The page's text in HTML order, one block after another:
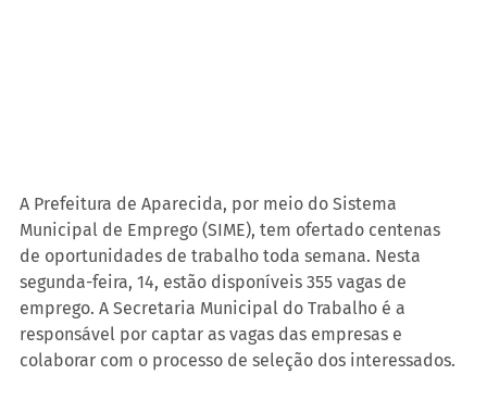
A Prefeitura de Aparecida, por meio do Sistema
Municipal de Emprego (SIME), tem ofertado centenas
de oportunidades de trabalho toda semana. Nesta
segunda-feira, 14, estão disponíveis 355 vagas de
emprego. A Secretaria Municipal do Trabalho é a
responsável por captar as vagas das empresas e
colaborar com o processo de seleção dos interessados.